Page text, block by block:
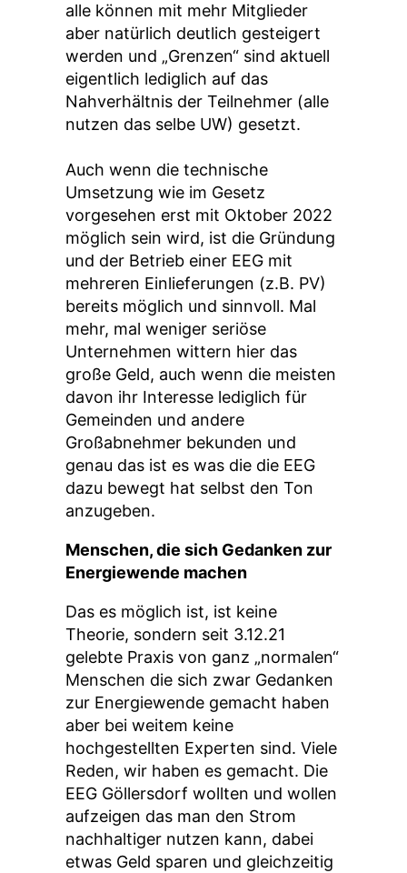
alle können mit mehr Mitglieder
aber natürlich deutlich gesteigert
werden und „Grenzen“ sind aktuell
eigentlich lediglich auf das
Nahverhältnis der Teilnehmer (alle
nutzen das selbe UW) gesetzt.
Auch wenn die technische
Umsetzung wie im Gesetz
vorgesehen erst mit Oktober 2022
möglich sein wird, ist die Gründung
und der Betrieb einer EEG mit
mehreren Einlieferungen (z.B. PV)
bereits möglich und sinnvoll. Mal
mehr, mal weniger seriöse
Unternehmen wittern hier das
große Geld, auch wenn die meisten
davon ihr Interesse lediglich für
Gemeinden und andere
Großabnehmer bekunden und
genau das ist es was die die EEG
dazu bewegt hat selbst den Ton
anzugeben.
Menschen, die sich Gedanken zur
Energiewende machen
Das es möglich ist, ist keine
Theorie, sondern seit 3.12.21
gelebte Praxis von ganz „normalen“
Menschen die sich zwar Gedanken
zur Energiewende gemacht haben
aber bei weitem keine
hochgestellten Experten sind. Viele
Reden, wir haben es gemacht. Die
EEG Göllersdorf wollten und wollen
aufzeigen das man den Strom
nachhaltiger nutzen kann, dabei
etwas Geld sparen und gleichzeitig